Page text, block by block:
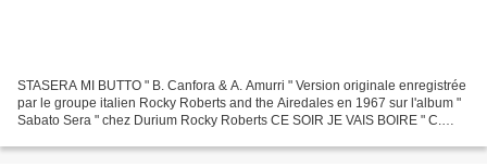
STASERA MI BUTTO " B. Canfora & A. Amurri " Version originale enregistrée
par le groupe italien Rocky Roberts and the Airedales en 1967 sur l'album "
Sabato Sera " chez Durium Rocky Roberts CE SOIR JE VAIS BOIRE " C.